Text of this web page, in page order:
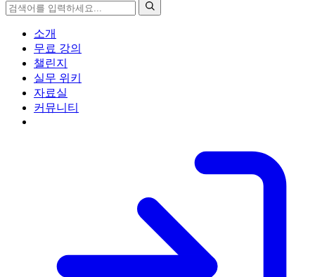
소개
무료 강의
챌린지
실무 위키
자료실
커뮤니티